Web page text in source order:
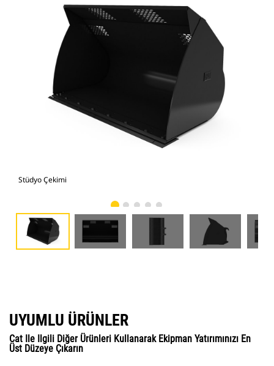
Stüdyo Çekimi
UYUMLU ÜRÜNLER
Cat Ile Ilgili Diğer Ürünleri Kullanarak Ekipman Yatırımınızı En
Üst Düzeye Çıkarın